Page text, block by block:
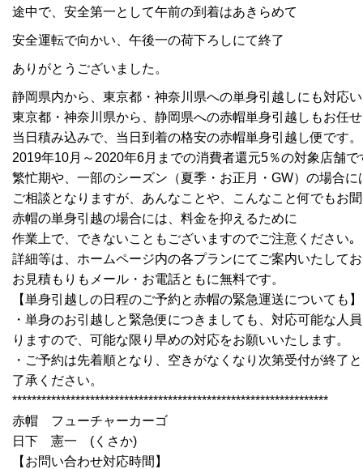
途中で、安全第一として午前の到着はあきらめて
安全運転で向かい、午後一の荷下ろしにて終了
ありがとうございました。
静岡県内から、東京都・神奈川県への単身引越しにも対応
東京都・神奈川県から、静岡県への赤帽単身引越しもお任
当日積み込みで、当日到着の格安の赤帽単身引越し便です。
2019年10月～2020年6月までの消費者還元5％の対象店舗で
繁忙期や、一部のシーズン（夏季・お正月・GW）の場合に
ご相談となりますが、あんなことや、こんなこと何でもお
赤帽の単身引越の場合には、料金を抑えるために
作業上で、できないこともございますのでご注意ください｡
詳細等は、ホームページ内の各プランにてご案内いたして
お見積もりもメール・お電話ともに無料です。
【単身引越しの日程のご予約と赤帽の緊急運送についても】
・単身のお引越しと緊急便につきましても、対応可能な人
りますので、可能な限り早めの対応をお願いいたします。
・ご予約は先着順となり、空きがなくなり次第受付が終了
了承ください。
*****************************************************************
赤帽 フューチャーカーゴ
日下 憲一 (くさか)
【お問い合わせ対応時間】